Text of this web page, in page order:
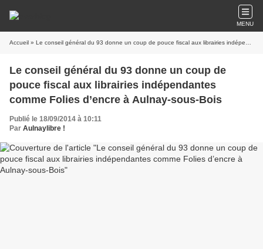
MENU
Accueil » Le conseil général du 93 donne un coup de pouce fiscal aux librairies indépendantes comme Folies d’encre à Aulnay-sous-Bois
Le conseil général du 93 donne un coup de
pouce fiscal aux librairies indépendantes
comme Folies d’encre à Aulnay-sous-Bois
Publié le 18/09/2014 à 10:11
Par Aulnaylibre !